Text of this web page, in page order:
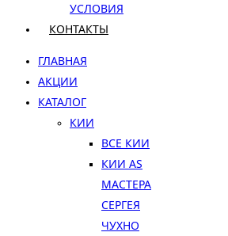
УСЛОВИЯ
КОНТАКТЫ
ГЛАВНАЯ
АКЦИИ
КАТАЛОГ
КИИ
ВСЕ КИИ
КИИ AS
МАСТЕРА
СЕРГЕЯ
ЧУХНО